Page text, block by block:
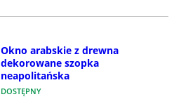
Okno arabskie z drewna
dekorowane szopka
neapolitańska
DOSTĘPNY